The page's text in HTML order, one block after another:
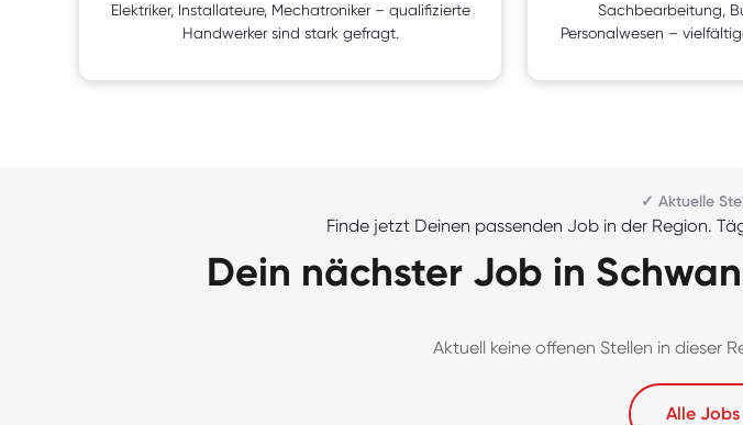
Elektriker, Installateure, Mechatroniker – qualifizierte
Handwerker sind stark gefragt.
Sachbearbeitung,
Personalwesen –
✓ Aktuelle
Finde jetzt Deinen passenden Job in der Region.
Dein nächster Job in
Aktuell keine offenen Stellen in dieser
Alle